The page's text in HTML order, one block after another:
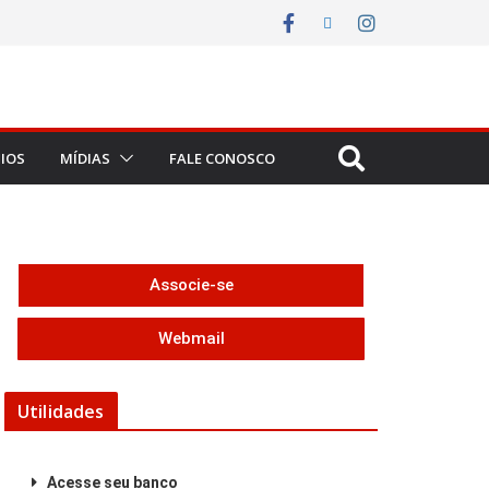
MÍDIAS FALE CONOSCO
Associe-se
Webmail
Utilidades
Acesse seu banco